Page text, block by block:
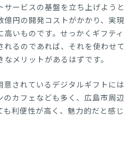
サービスの基盤を立ち上げようと
億円の開発コストがかかり、実現
高いものです。せっかくギフティ
れるのであれば、それを使わせて
メリットがあるはずです。
意されているデジタルギフトには
のカフェなども多く、広島市周辺
も利便性が高く、魅力的だと感じ